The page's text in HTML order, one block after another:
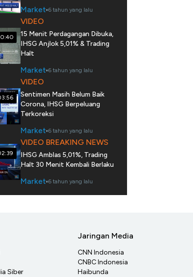
Market 6 tahun yang lalu
VIDEO
15 Menit Perdagangan Dibuka,
IHSG Anjlok 5,01% & Trading
Halt
Market 6 tahun yang lalu
VIDEO
Sentimen Masih Belum Baik
Corona, IHSG Berpeluang
Terkoreksi
Market 6 tahun yang lalu
VIDEO BREAKING NEWS
IHSG Amblas 5,01%, Trading
Halt 30 Menit Kembali Berlaku
Market 6 tahun yang lalu
Siber
Jaringan Media
CNN Indonesia
CNBC Indonesia
Haibunda